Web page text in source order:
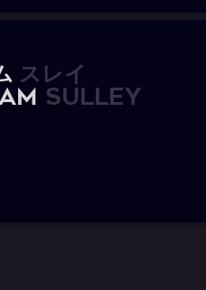
ス レイ
m Sulley